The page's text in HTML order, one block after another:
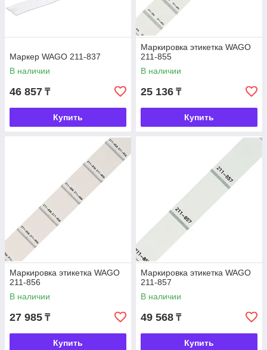
Маркер WAGO 211-837
В наличии
46 857 ₸
Купить
Маркировка этикетка WAGO
211-855
В наличии
25 136 ₸
Купить
Маркировка этикетка WAGO
211-856
В наличии
27 985 ₸
Купить
Маркировка этикетка WAGO
211-857
В наличии
49 568 ₸
Купить